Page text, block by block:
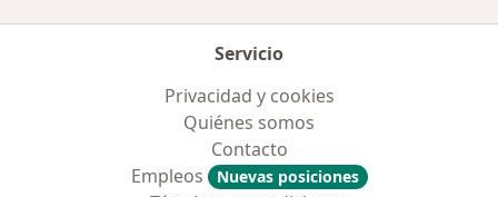
Servicio
Privacidad y cookies
Quiénes somos
Contacto
Empleos
Nuevas posiciones